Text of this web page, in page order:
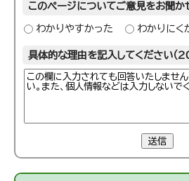
このページについてご意見をお聞か
わかりやすかった わかりにく
具体的な理由を記入してください（
送信